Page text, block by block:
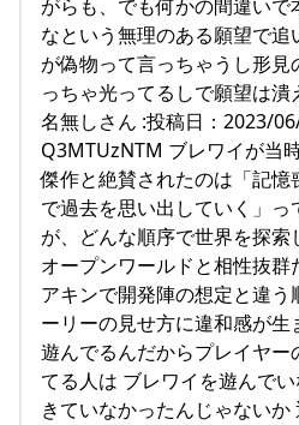
がらも、でも何かの間違い
なという無理のある願望で追
が偽物って言っちゃうし形
っちゃ光ってるしで願望は潰
名無しさん :投稿日：2023/
Q3MTUzNTM ブレワイが当
傑作と絶賛されたのは「記
で過去を思い出していく」
が、どんな順序で世界を探
オープンワールドと相性抜群
アキンで開発陣の想定と違う
ーリーの見せ方に違和感が
遊んでるんだからプレイヤー
てる人は ブレワイを遊んで
きていなかったんじゃないか